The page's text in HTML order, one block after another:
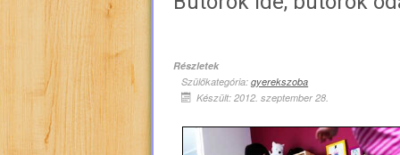
Részletek
Szülőkategória:gyerekszoba
Készült: 2012. szeptember 28.